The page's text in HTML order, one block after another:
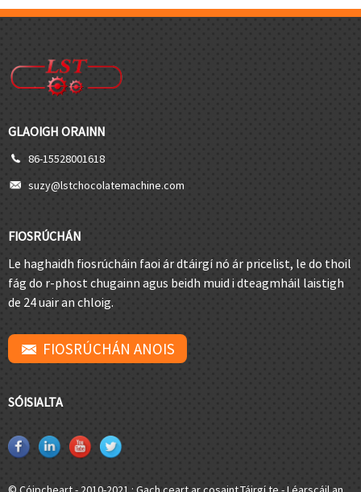
GLAOIGH ORAINN
86-15528001618
suzy@lstchocolatemachine.com
FIOSRÚCHÁN
Le haghaidh fiosrúcháin faoi ár dtáirgí nó ár pricelist, le do thoil
fág do r-phost chugainn agus beidh muid i dteagmháil laistigh
de 24 uair an chloig.
FIOSRÚCHÁN ANOIS
SÓISIALTA